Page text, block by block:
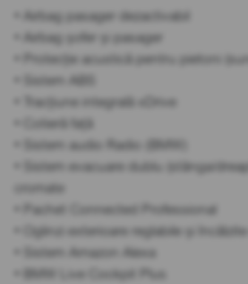
• Airbag pasager dezactivabil
• Airbag șofer și pasager
• Protecție acustică pentru pietoni
• Sistem ABS
• Tracțiune integrală xDrive
• Cotieră față
• Sistem audio Radio (BMW)
• Sistem evacuare dublu (stânga/
cromate
• Pachet Connected Professional
• Oglinzi exterioare reglabile și
• Sistem Amazon Alexa
• BMW Live Cockpit Plus